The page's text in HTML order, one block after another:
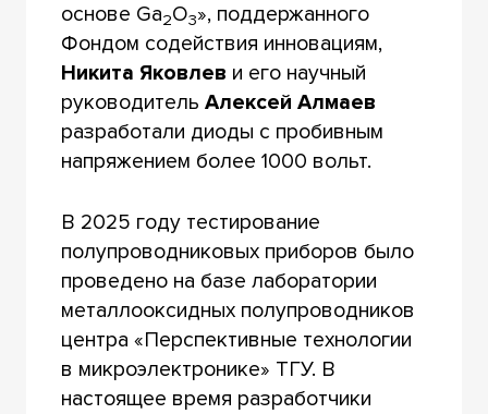
основе Ga2O3», поддержанного
Фондом содействия инновациям,
Никита Яковлев и его научный
руководитель Алексей Алмаев
разработали диоды с пробивным
напряжением более 1000 вольт.
В 2025 году тестирование
полупроводниковых приборов было
проведено на базе лаборатории
металлооксидных полупроводников
центра «Перспективные технологии
в микроэлектронике» ТГУ. В
настоящее время разработчики